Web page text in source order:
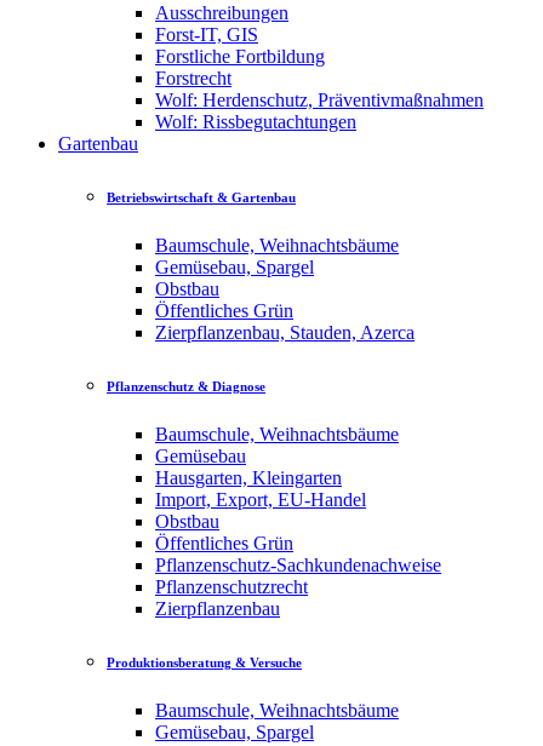
Ausschreibungen
Forst-IT, GIS
Forstliche Fortbildung
Forstrecht
Wolf: Herdenschutz, Präventivmaßnahmen
Wolf: Rissbegutachtungen
Gartenbau
Betriebswirtschaft & Gartenbau
Baumschule, Weihnachtsbäume
Gemüsebau, Spargel
Obstbau
Öffentliches Grün
Zierpflanzenbau, Stauden, Azerca
Pflanzenschutz & Diagnose
Baumschule, Weihnachtsbäume
Gemüsebau
Hausgarten, Kleingarten
Import, Export, EU-Handel
Obstbau
Öffentliches Grün
Pflanzenschutz-Sachkundenachweise
Pflanzenschutzrecht
Zierpflanzenbau
Produktionsberatung & Versuche
Baumschule, Weihnachtsbäume
Gemüsebau, Spargel